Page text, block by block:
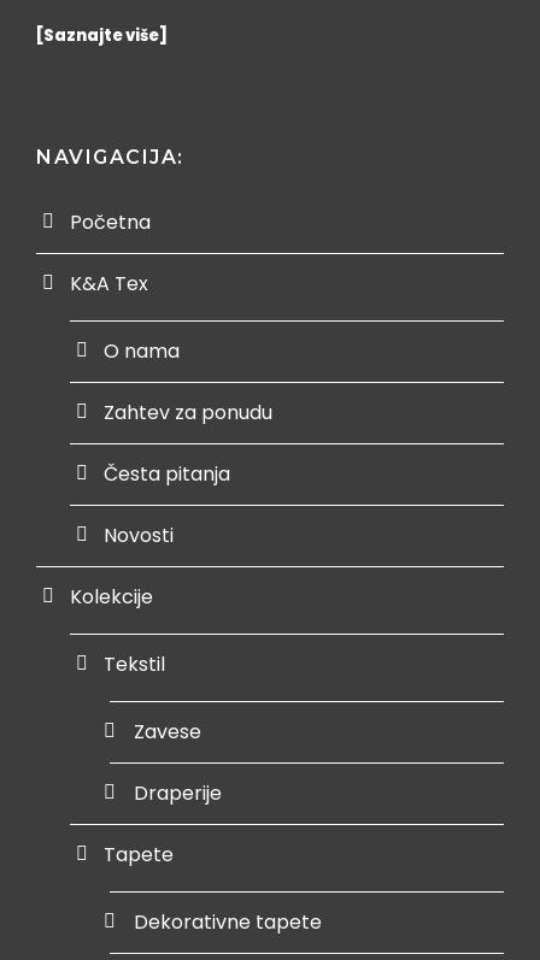
[Saznajte više]
NAVIGACIJA:
Početna
K&A Tex
O nama
Zahtev za ponudu
Česta pitanja
Novosti
Kolekcije
Tekstil
Zavese
Draperije
Tapete
Dekorativne tapete